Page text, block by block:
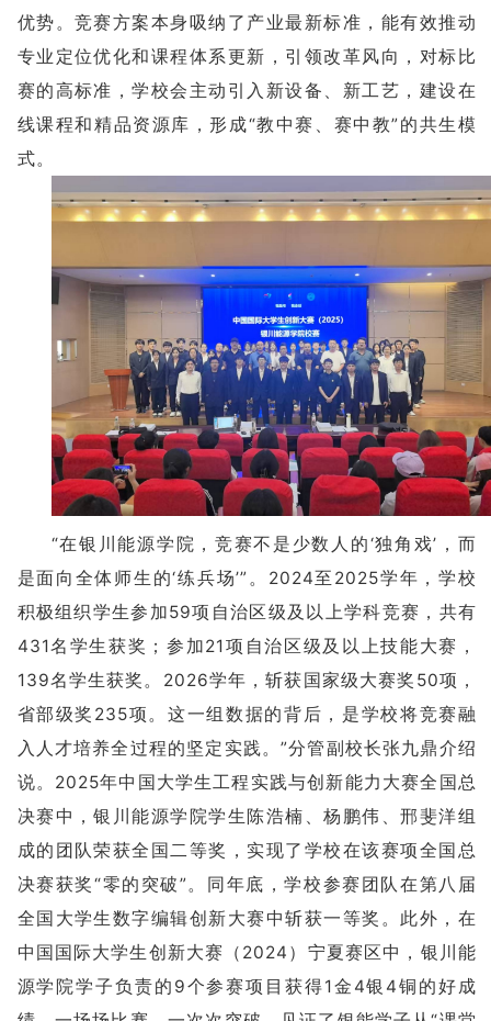
优势。竞赛方案本身吸纳了产业最新标准，能有效推动
专业定位优化和课程体系更新，引领改革风向，对标比
赛的高标准，学校会主动引入新设备、新工艺，建设在
线课程和精品资源库，形成“教中赛、赛中教”的共生模
式。
“在银川能源学院，竞赛不是少数人的‘独角戏’，而
是面向全体师生的‘练兵场’”。2024至2025学年，学校
积极组织学生参加59项自治区级及以上学科竞赛，共有
431名学生获奖；参加21项自治区级及以上技能大赛，
139名学生获奖。2026学年，斩获国家级大赛奖50项，
省部级奖235项。这一组数据的背后，是学校将竞赛融
入人才培养全过程的坚定实践。”分管副校长张九鼎介绍
说。2025年中国大学生工程实践与创新能力大赛全国总
决赛中，银川能源学院学生陈浩楠、杨鹏伟、邢斐洋组
成的团队荣获全国二等奖，实现了学校在该赛项全国总
决赛获奖“零的突破”。同年底，学校参赛团队在第八届
全国大学生数字编辑创新大赛中斩获一等奖。此外，在
中国国际大学生创新大赛（2024）宁夏赛区中，银川能
源学院学子负责的9个参赛项目获得1金4银4铜的好成